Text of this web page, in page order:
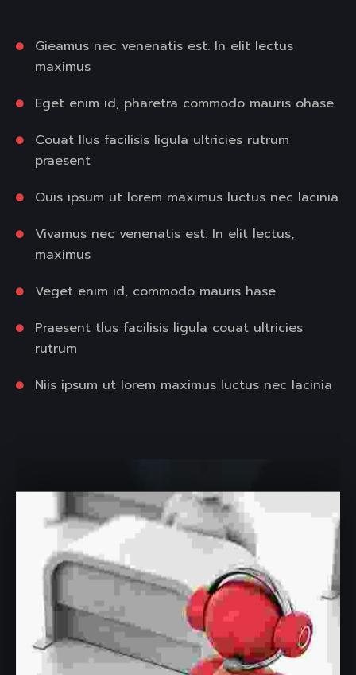
Gieamus nec venenatis est. In elit lectus
maximus
Eget enim id, pharetra commodo mauris ohase
Couat llus facilisis ligula ultricies rutrum
praesent
Quis ipsum ut lorem maximus luctus nec lacinia
Vivamus nec venenatis est. In elit lectus,
maximus
Veget enim id, commodo mauris hase
Praesent tlus facilisis ligula couat ultricies
rutrum
Niis ipsum ut lorem maximus luctus nec lacinia